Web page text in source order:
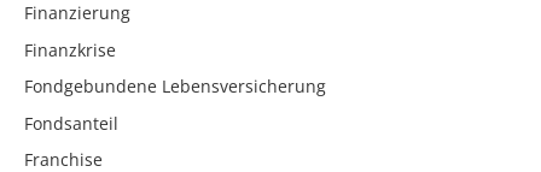
Finanzierung
Finanzkrise
Fondgebundene Lebensversicherung
Fondsanteil
Franchise